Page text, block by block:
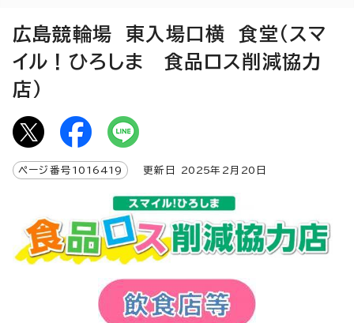
広島競輪場 東入場口横 食堂（スマ
イル！ひろしま 食品ロス削減協力
店）
ページ番号 1016419 更新日 2025年2月 20 日